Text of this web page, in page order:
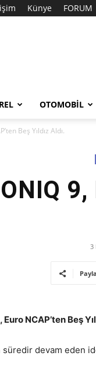
Künye FORUM
OTOMOBIL
Beş Yıldız Aldı.
9,
3
NCAP’ten Beş
devam eden